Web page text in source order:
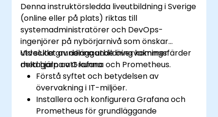
Denna instruktörsledda liveutbildning i Sverige
(online eller på plats) riktas till
systemadministratörer och DevOps-
ingenjörer på nybörjarnivå som önskar
utveckla grundläggande övervakningsfärder
med hjälp av Grafana och Prometheus.
Vid slutet av denna utbildning kommer
deltagarna att kunna:
Förstå syftet och betydelsen av
övervakning i IT-miljöer.
Installera och konfigurera Grafana och
Prometheus för grundläggande